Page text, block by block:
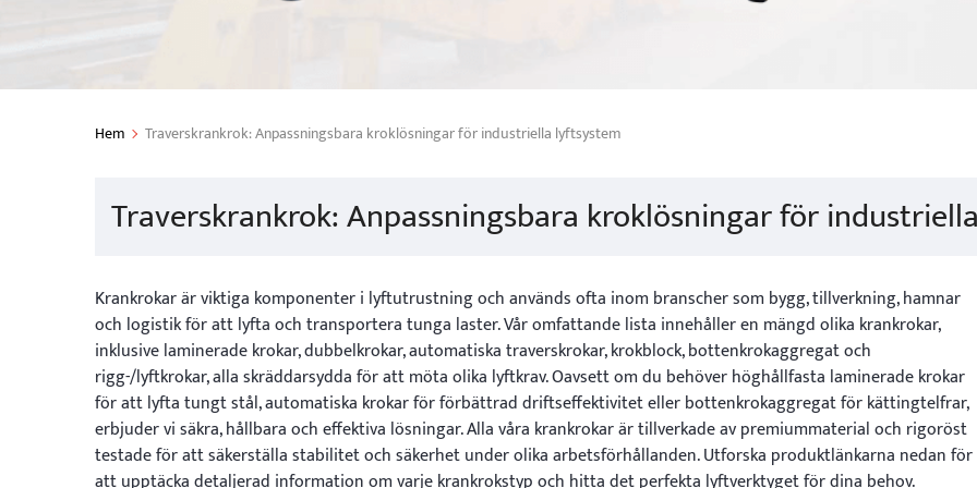
Hem Traverskrankrok: Anpassningsbara kroklösningar för industriella lyftsystem
Traverskrankrok: Anpassningsbara kroklösningar för
Krankrokar är viktiga komponenter i lyftutrustning och används ofta inom branscher som bygg, tillverkning, hamnar
och logistik för att lyfta och transportera tunga laster. Vår omfattande lista innehåller en mängd olika krankrokar,
inklusive laminerade krokar, dubbelkrokar, automatiska traverskrokar, krokblock, bottenkrokaggregat och
rigg-/lyftkrokar, alla skräddarsydda för att möta olika lyftkrav. Oavsett om du behöver höghållfasta laminerade krokar
för att lyfta tungt stål, automatiska krokar för förbättrad driftseffektivitet eller bottenkrokaggregat för kättingtelfrar,
erbjuder vi säkra, hållbara och effektiva lösningar. Alla våra krankrokar är tillverkade av premiummaterial och rigoröst
testade för att säkerställa stabilitet och säkerhet under olika arbetsförhållanden. Utforska produktlänkarna nedan för
att upptäcka detaljerad information om varje krankrokstyp och hitta det perfekta lyftverktyget för dina behov.